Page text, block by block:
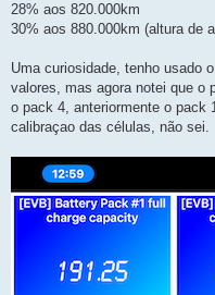
28% aos 820.000km
30% aos 880.000km (altura de
Uma curiosidade, tenho usado
valores, mas agora notei que o
o pack 4, anteriormente o pack
calibraçao das células, não sei.